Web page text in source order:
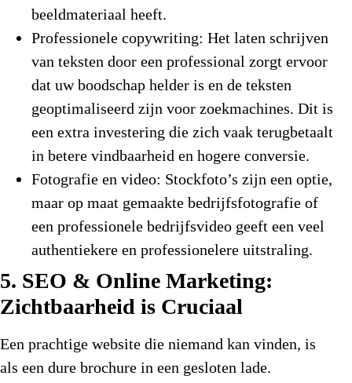
beeldmateriaal heeft.
Professionele copywriting: Het laten schrijven
van teksten door een professional zorgt ervoor
dat uw boodschap helder is en de teksten
geoptimaliseerd zijn voor zoekmachines. Dit is
een extra investering die zich vaak terugbetaalt
in betere vindbaarheid en hogere conversie.
Fotografie en video: Stockfoto’s zijn een optie,
maar op maat gemaakte bedrijfsfotografie of
een professionele bedrijfsvideo geeft een veel
authentiekere en professionelere uitstraling.
5. SEO & Online Marketing:
Zichtbaarheid is Cruciaal
Een prachtige website die niemand kan vinden, is
als een dure brochure in een gesloten lade.